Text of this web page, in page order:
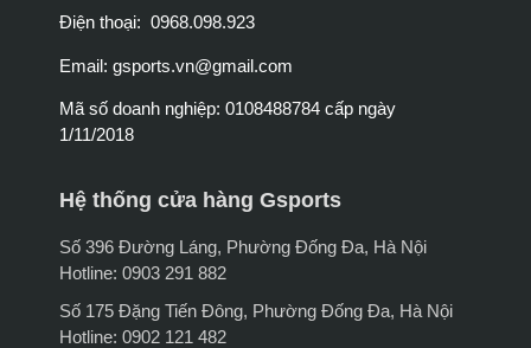
Điện thoại: 0968.098.923
Email: gsports.vn@gmail.com
Mã số doanh nghiệp: 0108488784 cấp ngày
1/11/2018
Hệ thống cửa hàng Gsports
Số 396 Đường Láng, Phường Đống Đa, Hà Nội
Hotline: 0903 291 882
Số 175 Đặng Tiến Đông, Phường Đống Đa, Hà Nội
Hotline: 0902 121 482